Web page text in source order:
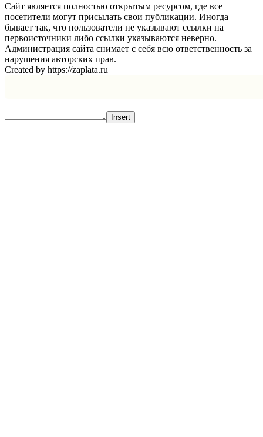
Сайт является полностью открытым ресурсом, где все
посетители могут присылать свои публикации. Иногда
бывает так, что пользователи не указывают ссылки на
первоисточники либо ссылки указываются неверно.
Администрация сайта снимает с себя всю ответственность за
нарушения авторских прав.
Created by https://zaplata.ru
Insert